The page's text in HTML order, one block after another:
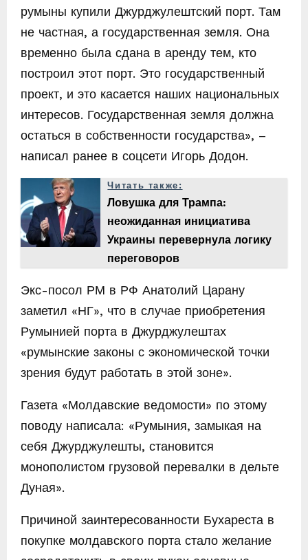
румыны купили Джурджулештский порт. Там
не частная, а государственная земля. Она
временно была сдана в аренду тем, кто
построил этот порт. Это государственный
проект, и это касается наших национальных
интересов. Государственная земля должна
остаться в собственности государства», –
написал ранее в соцсети Игорь Додон.
Читать также:
Ловушка для Трампа:
неожиданная инициатива
Украины перевернула логику
переговоров
Экс-посол РМ в РФ Анатолий Царану
заметил «НГ», что в случае приобретения
Румынией порта в Джурджулештах
«румынские законы с экономической точки
зрения будут работать в этой зоне».
Газета «Молдавские ведомости» по этому
поводу написала: «Румыния, замыкая на
себя Джурджулешты, становится
монополистом грузовой перевалки в дельте
Дуная».
Причиной заинтересованности Бухареста в
покупке молдавского порта стало желание